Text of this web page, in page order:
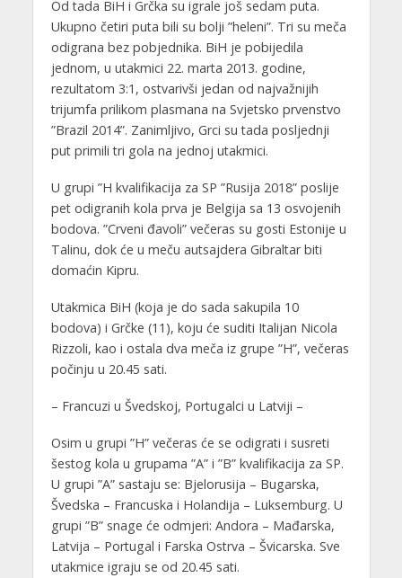
Od tada BiH i Grčka su igrale još sedam puta.
Ukupno četiri puta bili su bolji ”heleni”. Tri su meča
odigrana bez pobjednika. BiH je pobijedila
jednom, u utakmici 22. marta 2013. godine,
rezultatom 3:1, ostvarivši jedan od najvažnijih
trijumfa prilikom plasmana na Svjetsko prvenstvo
”Brazil 2014”. Zanimljivo, Grci su tada posljednji
put primili tri gola na jednoj utakmici.
U grupi ”H kvalifikacija za SP ”Rusija 2018” poslije
pet odigranih kola prva je Belgija sa 13 osvojenih
bodova. ”Crveni đavoli” večeras su gosti Estonije u
Talinu, dok će u meču autsajdera Gibraltar biti
domaćin Kipru.
Utakmica BiH (koja je do sada sakupila 10
bodova) i Grčke (11), koju će suditi Italijan Nicola
Rizzoli, kao i ostala dva meča iz grupe ”H”, večeras
počinju u 20.45 sati.
– Francuzi u Švedskoj, Portugalci u Latviji –
Osim u grupi ”H” večeras će se odigrati i susreti
šestog kola u grupama ”A” i ”B” kvalifikacija za SP.
U grupi ”A” sastaju se: Bjelorusija – Bugarska,
Švedska – Francuska i Holandija – Luksemburg. U
grupi ”B” snage će odmjeri: Andora – Mađarska,
Latvija – Portugal i Farska Ostrva – Švicarska. Sve
utakmice igraju se od 20.45 sati.